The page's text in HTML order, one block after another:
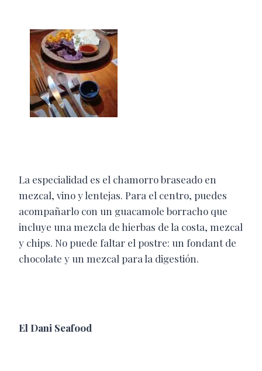
La especialidad es el chamorro braseado en
mezcal, vino y lentejas. Para el centro, puedes
acompañarlo con un guacamole borracho que
incluye una mezcla de hierbas de la costa, mezcal
y chips. No puede faltar el postre: un fondant de
chocolate y un mezcal para la digestión.
El Dani Seafood